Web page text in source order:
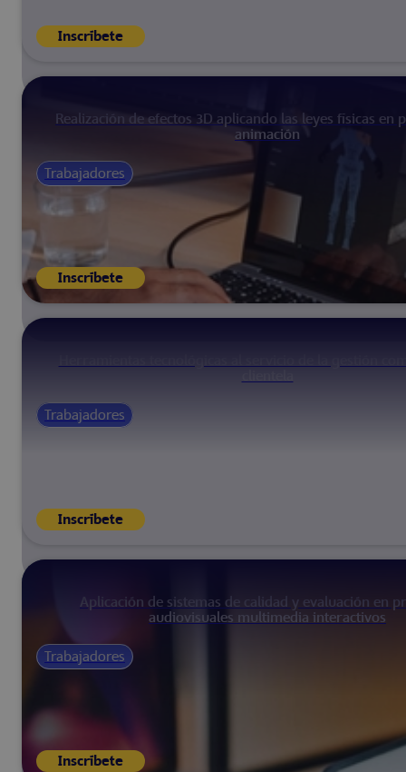
Inscríbete
Realización de efectos 3D aplicando las leyes físicas en
animación
Trabajadores
Inscríbete
Trabajadores
Inscríbete
Aplicación de sistemas de calidad y evaluación en
audiovisuales multimedia interactivos
Trabajadores
Inscríbete